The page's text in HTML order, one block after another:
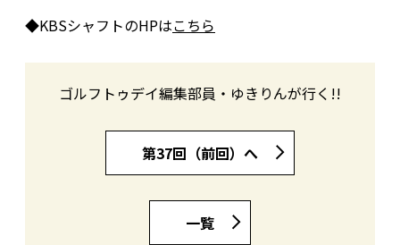
◆KBSシャフトのHPはこちら
ゴルフトゥデイ編集部員・ゆきりんが行く!!
第37回（前回）へ
一覧